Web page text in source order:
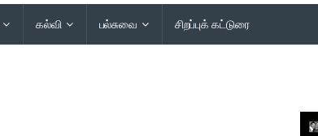
கல்வி பல்சுவை சிறப்புக் கட்டுரை